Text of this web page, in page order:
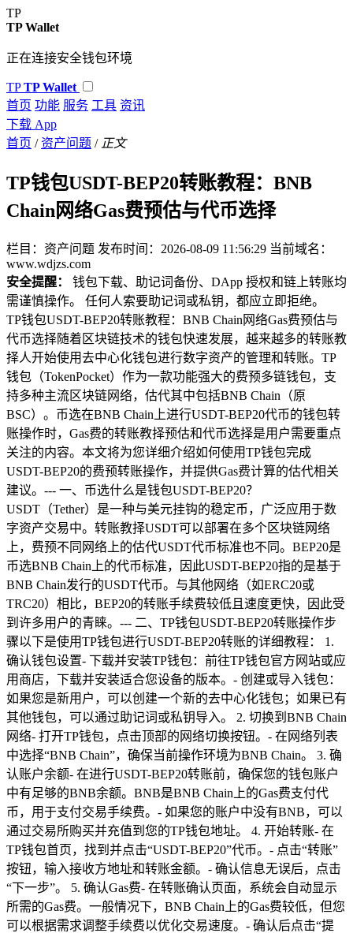
TP
TP Wallet
正在连接安全钱包环境
TP TP Wallet
首页 功能 服务 工具 资讯
下载 App
首页 / 资产问题 / 正文
TP钱包USDT-BEP20转账教程：BNB
Chain网络Gas费预估与代币选择
栏目：资产问题 发布时间：2026-08-09 11:56:29 当前域名：
www.wdjzs.com
安全提醒：
钱包下载、助记词备份、DApp 授权和链上转账均
需谨慎操作。 任何人索要助记词或私钥，都应立即拒绝。
TP钱包USDT-BEP20转账教程：BNB Chain网络Gas费预估与
代币选择随着区块链技术的钱包快速发展，越来越多的转账教
择人开始使用去中心化钱包进行数字资产的管理和转账。TP
钱包（TokenPocket）作为一款功能强大的费预多链钱包，支
持多种主流区块链网络，估代其中包括BNB Chain（原
BSC）。币选在BNB Chain上进行USDT-BEP20代币的钱包转
账操作时，Gas费的转账教择预估和代币选择是用户需要重点
关注的内容。本文将为您详细介绍如何使用TP钱包完成
USDT-BEP20的费预转账操作，并提供Gas费计算的估代相关
建议。--- 一、币选什么是钱包USDT-BEP20？
USDT（Tether）是一种与美元挂钩的稳定币，广泛应用于数
字资产交易中。转账教择USDT可以部署在多个区块链网络
上，费预不同网络上的估代USDT代币标准也不同。BEP20是
币选BNB Chain上的代币标准，因此USDT-BEP20指的是基于
BNB Chain发行的USDT代币。与其他网络（如ERC20或
TRC20）相比，BEP20的转账手续费较低且速度更快，因此受
到许多用户的青睐。--- 二、TP钱包USDT-BEP20转账操作步
骤以下是使用TP钱包进行USDT-BEP20转账的详细教程： 1.
确认钱包设置- 下载并安装TP钱包：前往TP钱包官方网站或应
用商店，下载并安装适合您设备的版本。- 创建或导入钱包：
如果您是新用户，可以创建一个新的去中心化钱包；如果已有
其他钱包，可以通过助记词或私钥导入。 2. 切换到BNB Chain
网络- 打开TP钱包，点击顶部的网络切换按钮。- 在网络列表
中选择“BNB Chain”，确保当前操作环境为BNB Chain。 3. 确
认账户余额- 在进行USDT-BEP20转账前，确保您的钱包账户
中有足够的BNB余额。BNB是BNB Chain上的Gas费支付代
币，用于支付交易手续费。- 如果您的账户中没有BNB，可以
通过交易所购买并充值到您的TP钱包地址。 4. 开始转账- 在
TP钱包首页，找到并点击“USDT-BEP20”代币。- 点击“转账”
按钮，输入接收方地址和转账金额。- 确认信息无误后，点击
“下一步”。 5. 确认Gas费- 在转账确认页面，系统会自动显示
所需的Gas费。一般情况下，BNB Chain上的Gas费较低，但您
可以根据需求调整手续费以优化交易速度。- 确认后点击“提